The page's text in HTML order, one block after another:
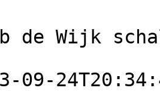
Wijk
09-